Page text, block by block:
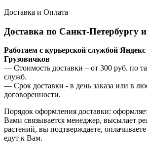
Доставка и Оплата
Доставка по Санкт-Петербургу
Работаем с курьерской службой Яндекс
Грузовичков
— Стоимость доставки – от 300 руб. по
служб.
— Срок доставки - в день заказа или в
договоренности.
Порядок оформления доставки:
Вами связывается менеджер, высылает
растений, вы подтверждаете,
едут к Вам.